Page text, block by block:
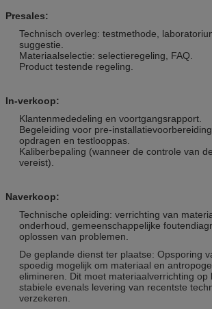
Presales:
Technisch overleg: testmethode,
suggestie.
Materiaalselectie: selectieregeling, FAQ.
Product testende regeling.
In-verkoop:
Klantenmededeling en voortgangsrapport.
Begeleiding voor pre-
opdragen en testlooppas.
Kaliberbepaling (wanneer de controle van
vereist).
Naverkoop:
Technische opleiding: verrichting van
onderhoud, gemeenschappelijke
oplossen van problemen.
De geplande dienst ter plaatse: Opsporing
spoedig mogelijk om materiaal en
elimineren. Dit moet materiaalverrichting op
stabiele evenals levering van recentste
verzekeren.